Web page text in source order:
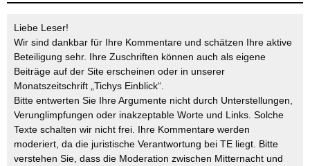
Liebe Leser!
Wir sind dankbar für Ihre Kommentare und schätzen Ihre aktive
Beteiligung sehr. Ihre Zuschriften können auch als eigene
Beiträge auf der Site erscheinen oder in unserer
Monatszeitschrift „Tichys Einblick“.
Bitte entwerten Sie Ihre Argumente nicht durch Unterstellungen,
Verunglimpfungen oder inakzeptable Worte und Links. Solche
Texte schalten wir nicht frei. Ihre Kommentare werden
moderiert, da die juristische Verantwortung bei TE liegt. Bitte
verstehen Sie, dass die Moderation zwischen Mitternacht und